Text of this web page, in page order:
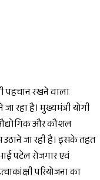
पहचान रखने वाला
रहा है। मुख्यमंत्री योगी
और कौशल
जा रही है। इसके तहत
पटेल रोजगार एवं
परियोजना का